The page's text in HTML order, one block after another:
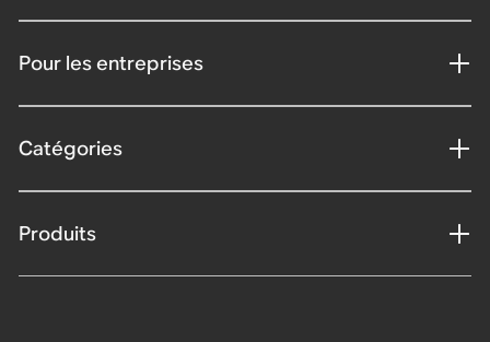
Pour les entreprises
Catégories
Produits